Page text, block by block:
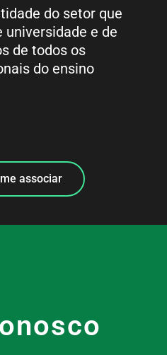
do setor que
universidade e de
de todos os
do ensino
associar